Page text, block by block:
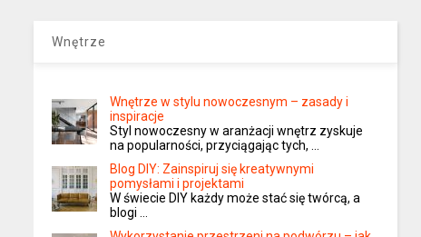
Wnętrze
Wnętrze w stylu nowoczesnym – zasady i
inspiracje
Styl nowoczesny w aranżacji wnętrz zyskuje
na popularności, przyciągając tych, …
Blog DIY: Zainspiruj się kreatywnymi
pomysłami i projektami
W świecie DIY każdy może stać się twórcą, a
blogi …